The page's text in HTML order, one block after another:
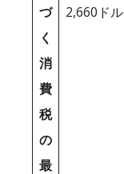
づ
く
消
費
税
の
最
2,660ドル